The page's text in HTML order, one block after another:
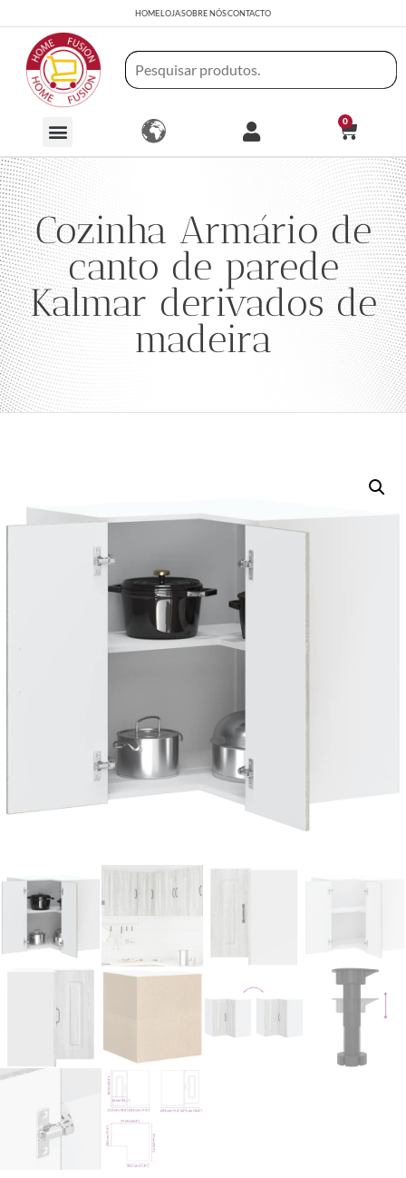
HOMELOJASOBRE NÓSCONTACTO
0
Cozinha Armário de
canto de parede
Kalmar derivados de
madeira